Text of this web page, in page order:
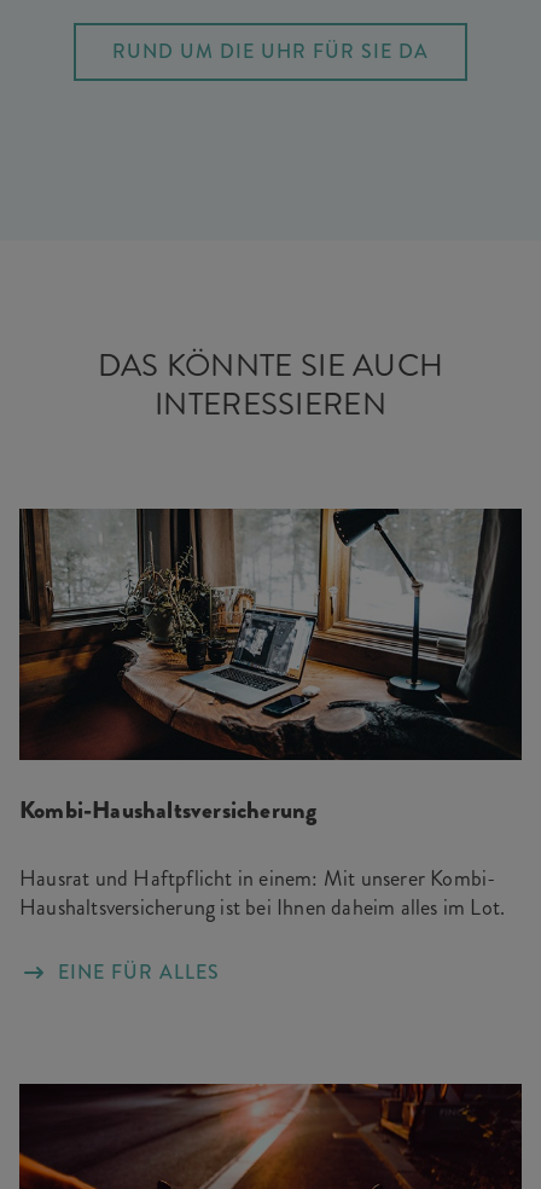
RUND UM DIE UHR FÜR SIE DA
DAS KÖNNTE SIE AUCH
INTERESSIEREN
Kombi-Haushaltsversicherung
Hausrat und Haftpflicht in einem: Mit unserer Kombi-
Haushaltsversicherung ist bei Ihnen daheim alles im Lot.
EINE FÜR ALLES